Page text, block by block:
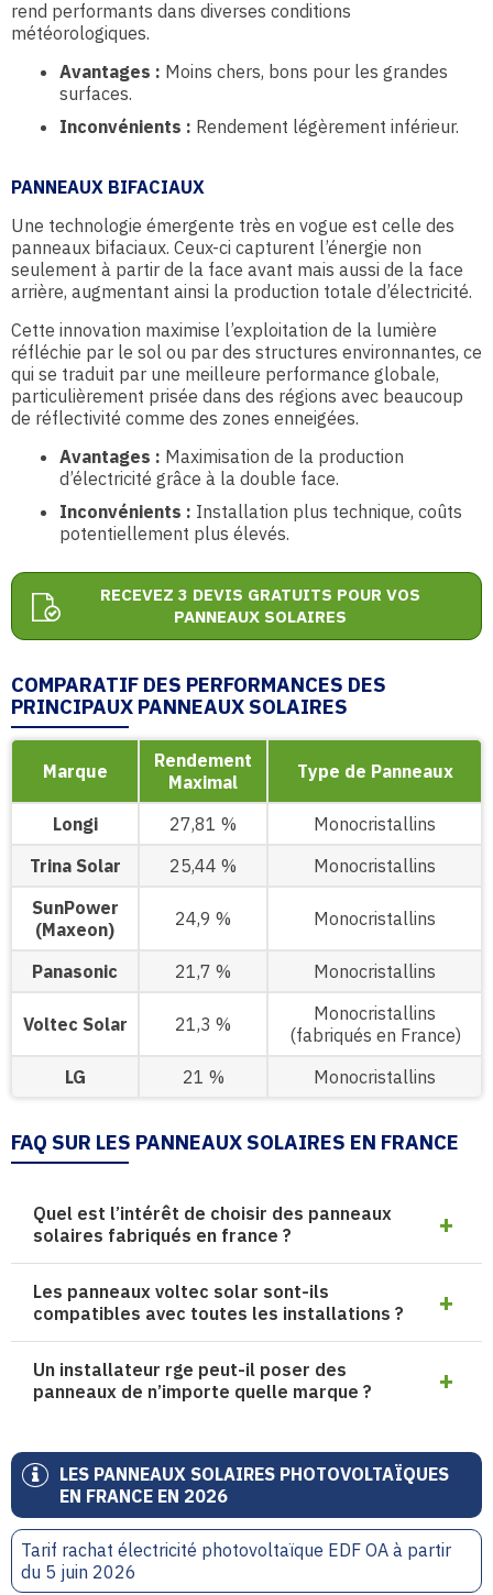
LES PANNEAUX SOLAIRES PHOTOVOLTAÏQUES
EN FRANCE EN 2026
Tarif rachat électricité photovoltaïque EDF OA à partir
du 5 juin 2026
rend performants dans diverses conditions
météorologiques.
Avantages : Moins chers, bons pour les grandes
surfaces.
Inconvénients : Rendement légèrement inférieur.
PANNEAUX BIFACIAUX
Une technologie émergente très en vogue est celle des
panneaux bifaciaux. Ceux-ci capturent l’énergie non
seulement à partir de la face avant mais aussi de la face
arrière, augmentant ainsi la production totale d’électricité.
Cette innovation maximise l’exploitation de la lumière
réfléchie par le sol ou par des structures environnantes, ce
qui se traduit par une meilleure performance globale,
particulièrement prisée dans des régions avec beaucoup
de réflectivité comme des zones enneigées.
Avantages : Maximisation de la production
d’électricité grâce à la double face.
Inconvénients : Installation plus technique, coûts
potentiellement plus élevés.
RECEVEZ 3 DEVIS GRATUITS POUR VOS
PANNEAUX SOLAIRES
COMPARATIF DES PERFORMANCES DES
PRINCIPAUX PANNEAUX SOLAIRES
Marque
Rendement
Maximal
Type de Panneaux
Longi 27,81 %
Monocristallins
Trina Solar
25,44 %
Monocristallins
SunPower
(Maxeon)
24,9 % Monocristallins
Panasonic 21,7 % Monocristallins
Voltec Solar 21,3 %
Monocristallins
(fabriqués en France)
LG
21 % Monocristallins
FAQ SUR LES PANNEAUX SOLAIRES EN FRANCE
Quel est l’intérêt de choisir des panneaux
solaires fabriqués en france ?
Les panneaux voltec solar sont-ils
compatibles avec toutes les installations ?
Un installateur rge peut-il poser des
panneaux de n’importe quelle marque ?